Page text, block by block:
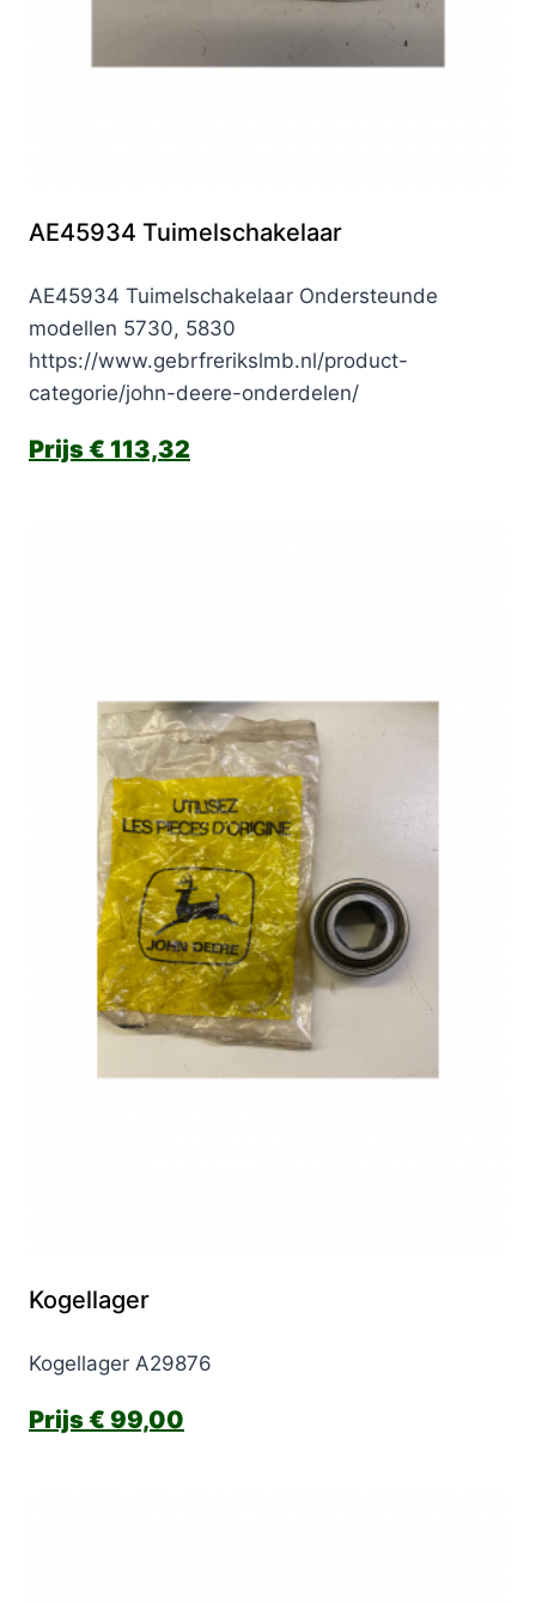
AE45934 Tuimelschakelaar
AE45934 Tuimelschakelaar Ondersteunde
modellen 5730, 5830
https://www.gebrfrerikslmb.nl/product-
categorie/john-deere-onderdelen/
€ 113,32
Kogellager
Kogellager A29876
€ 99,00